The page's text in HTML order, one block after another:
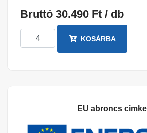
Bruttó 30.490 Ft / db
KOSÁRBA
EU abroncs cimke